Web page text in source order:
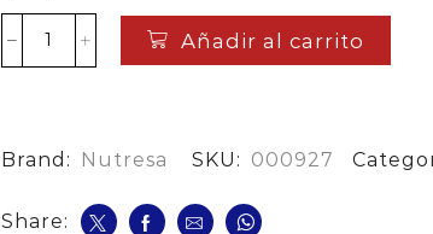
Chocolisto
Tarro*1000Grms
Añadir al carrito
Brand: Nutresa SKU: 000927
Share: